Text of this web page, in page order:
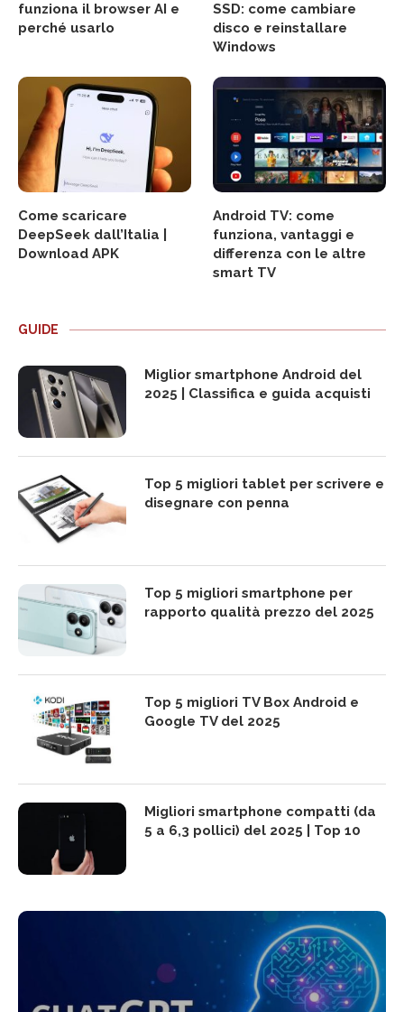
funziona il browser AI e
perché usarlo
SSD: come cambiare
disco e reinstallare
Windows
Come scaricare
DeepSeek dall’Italia |
Download APK
Android TV: come
funziona, vantaggi e
differenza con le altre
smart TV
GUIDE
Miglior smartphone Android del
2025 | Classifica e guida acquisti
Top 5 migliori tablet per scrivere e
disegnare con penna
Top 5 migliori smartphone per
rapporto qualità prezzo del 2025
Top 5 migliori TV Box Android e
Google TV del 2025
Migliori smartphone compatti (da
5 a 6,3 pollici) del 2025 | Top 10